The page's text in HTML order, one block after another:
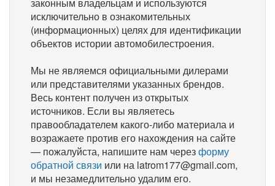
исключительно в ознакомительных
(информационных) целях для идентификации
объектов истории автомобилестроения.
Мы не являемся официальными дилерами
или представителями указанных брендов.
Весь контент получен из открытых
источников. Если вы являетесь
правообладателем какого-либо материала и
возражаете против его нахождения на сайте
— пожалуйста, напишите нам черезформу
обратной связи или на latrom177@gmail.com,
и мы незамедлительно удалим его.